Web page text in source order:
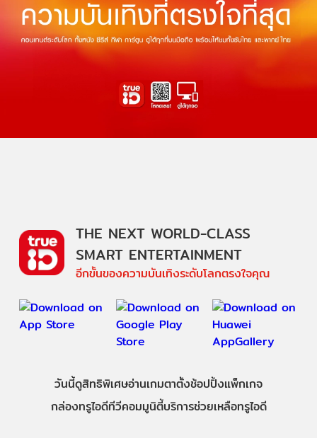
THE NEXT WORLD-CLASS
SMART ENTERTAINMENT
อีกขั้นของความบันเทิงระดับโลกตรงใจคุณ
วันนี้ดูสิทธิพิเศษอ่านเกมตาตั้งช้อปปิ้งแพ็กเกจ
กล่องทรูไอดีทีวีคอมมูนิตี้บริการช่วยเหลือทรูไอดี